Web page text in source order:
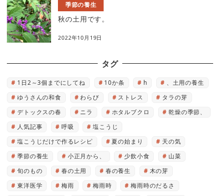
季節の養生
秋の土用です。
2022年10月19日
タグ
1日2～3個までにしてね 10か条 h
、土用の養生
ゆうさんの和食
わらび ストレス
タラの芽
デトックスの春
ニラ ホタルブクロ
乾燥の季節、
人気記事
呼吸
塩こうじ
塩こうじだけで作るレシピ
夏の始まり
天の気
季節の養生
小正月から、 少飲小食
山菜
旬のもの
春の土用 春の養生
木の芽
東洋医学
梅雨 梅雨時 梅雨時のだるさ